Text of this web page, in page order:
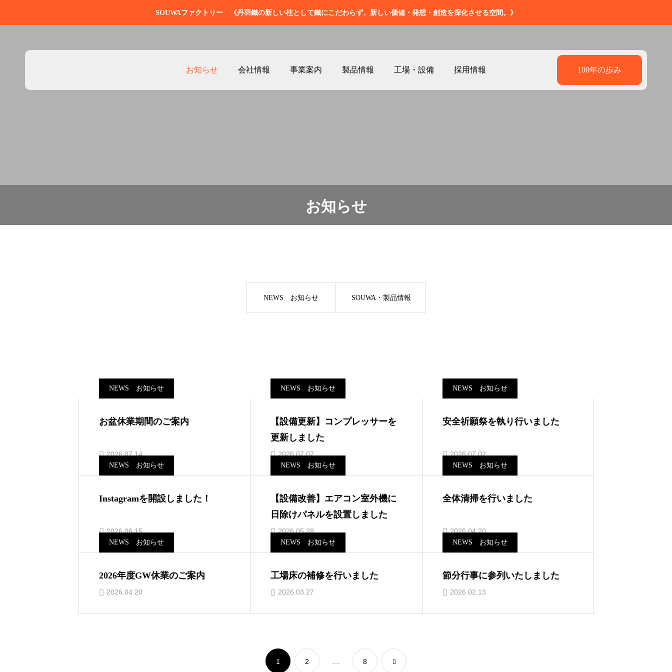
SOUWAファクトリー 《丹羽鐵の新しい柱として鐵にこだわらず、新しい価値・発想・創造を深化させる空間。》
お知らせ 会社情報 事業案内 製品情報 工場・設備 採用情報 100年の歩み
お知らせ
NEWS お知らせ SOUWA・製品情報
NEWS お知らせ
お盆休業期間のご案内
2026.07.14
NEWS お知らせ
【設備更新】コンプレッサーを
更新しました
2026.07.07
NEWS お知らせ
安全祈願祭を執り行いました
2026.07.02
NEWS お知らせ
Instagramを開設しました！
2026.06.15
NEWS お知らせ
【設備改善】エアコン室外機に
日除けパネルを設置しました
2026.05.28
NEWS お知らせ
全体清掃を行いました
2026.04.20
NEWS お知らせ
2026年度GW休業のご案内
2026.04.20
NEWS お知らせ
工場床の補修を行いました
2026.03.27
NEWS お知らせ
節分行事に参列いたしました
2026.02.13
1 2 8